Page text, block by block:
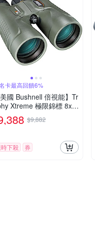
卡最高回饋6%
美國 Bushnell 倍視能】Tr
Xtreme 極限錦標 8x5
超大口徑防水雙筒望
335856 (公司貨)
$9,882
下殺 券